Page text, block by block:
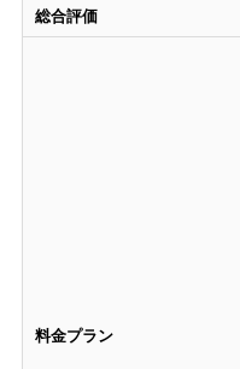
総合評価
料金プラン